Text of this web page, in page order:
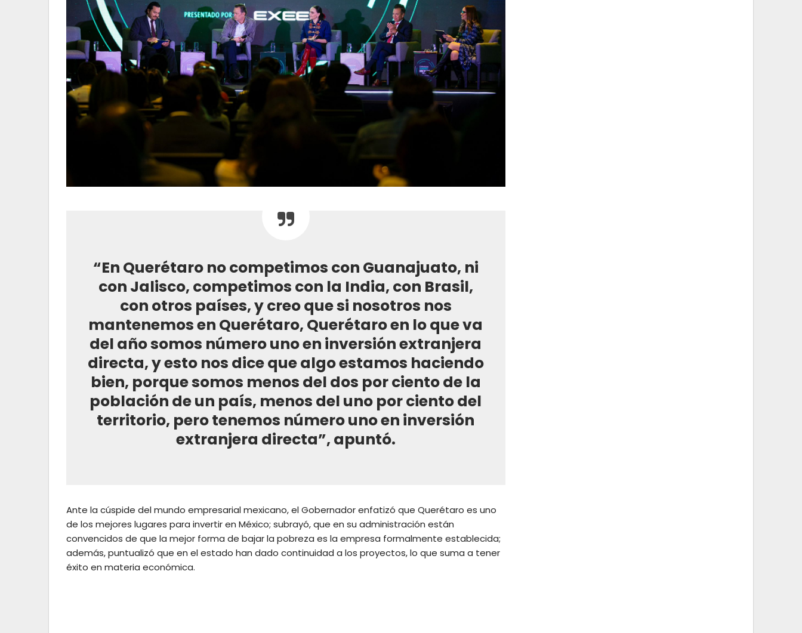
“En Querétaro no competimos con Guanajuato, ni
con Jalisco, competimos con la India, con Brasil,
con otros países, y creo que si nosotros nos
mantenemos en Querétaro, Querétaro en lo que va
del año somos número uno en inversión extranjera
directa, y esto nos dice que algo estamos haciendo
bien, porque somos menos del dos por ciento de la
población de un país, menos del uno por ciento del
territorio, pero tenemos número uno en inversión
extranjera directa”, apuntó.
Ante la cúspide del mundo empresarial mexicano, el Gobernador enfatizó que Querétaro es uno
de los mejores lugares para invertir en México; subrayó, que en su administración están
convencidos de que la mejor forma de bajar la pobreza es la empresa formalmente establecida;
además, puntualizó que en el estado han dado continuidad a los proyectos, lo que suma a tener
éxito en materia económica.